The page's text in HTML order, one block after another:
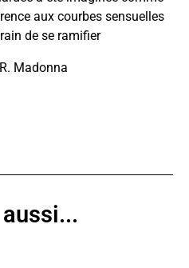
aux courbes sensuelles
de se ramifier
Madonna